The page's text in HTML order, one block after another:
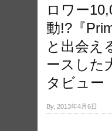
ロワー
動!?『
と出会え
ースした
タビュー
By, 2013年4月6日